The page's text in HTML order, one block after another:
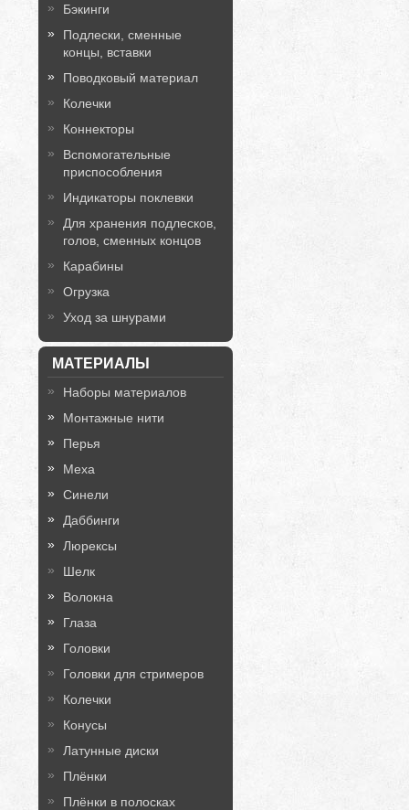
Бэкинги
Подлески, сменные
концы, вставки
Поводковый материал
Колечки
Коннекторы
Вспомогательные
приспособления
Индикаторы поклевки
Для хранения подлесков,
голов, сменных концов
Карабины
Огрузка
Уход за шнурами
МАТЕРИАЛЫ
Наборы материалов
Монтажные нити
Перья
Меха
Синели
Даббинги
Люрексы
Шелк
Волокна
Глаза
Головки
Головки для стримеров
Колечки
Конусы
Латунные диски
Плёнки
Плёнки в полосках